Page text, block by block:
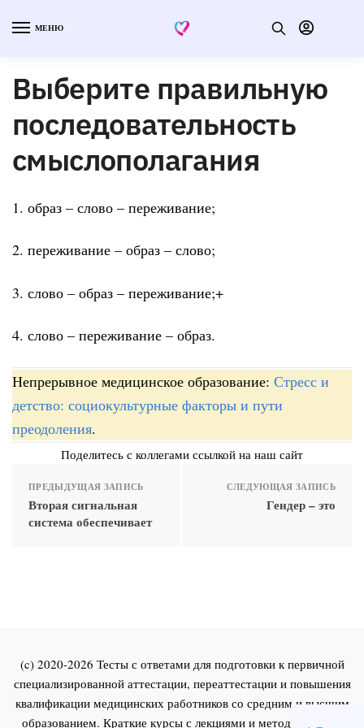
МЕНЮ
Выберите правильную
последовательность
смыслополагания
1. образ – слово – переживание;
2. переживание – образ – слово;
3. слово – образ – переживание;+
4. слово – переживание – образ.
Непрерывное медицинское образование: Стресс и
детство: социокультурные факторы и пути
преодоления.
Поделитесь с коллегами ссылкой на наш сайт
ПРЕДЫДУЩАЯ ЗАПИСЬ
Вторая сигнальная
система обеспечивает
СЛЕДУЮЩАЯ ЗАПИСЬ
Гендер – это
(c) 2020-2026 Тесты с ответами для подготовки к первичной
специализированной аттестации, переаттестации и повышения
квалификации медицинских работников со средним и высшим
образованием. Краткие курсы с лекциями и методическими